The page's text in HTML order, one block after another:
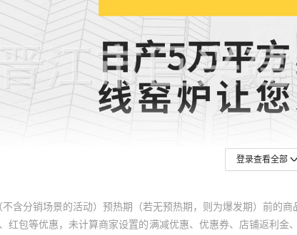
登录查看全部
不含分销场景的活动）预热期（若无预热期，则为爆发期）前
红包等优惠，未计算商家设置的满减优惠、优惠券、店铺返利